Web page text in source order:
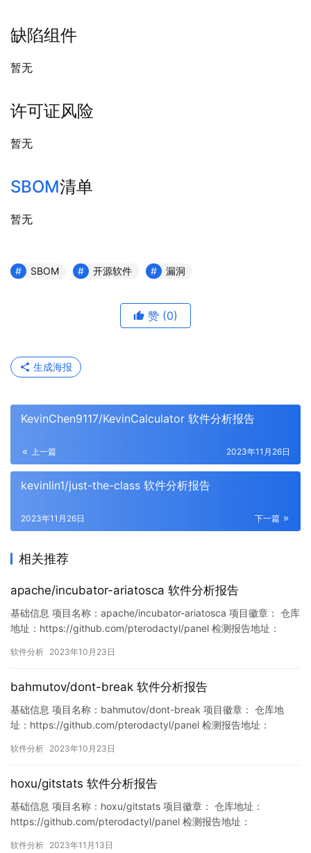
缺陷组件
暂无
许可证风险
暂无
SBOM清单
暂无
SBOM 开源软件 漏洞
赞 (0)
生成海报
KevinChen9117/KevinCalculator 软件分析报告
上一篇 2023年11月26日
kevinlin1/just-the-class 软件分析报告
下一篇
2023年11月26日
相关推荐
apache/incubator-ariatosca 软件分析报告
基础信息 项目名称：apache/incubator-ariatosca 项目徽章： 仓库
地址：https://github.com/pterodactyl/panel 检测报告地址：
98496/1715907994034241536 此报告由Mur…
软件分析 2023年10月23日
bahmutov/dont-break 软件分析报告
基础信息 项目名称：bahmutov/dont-break 项目徽章： 仓库地
址：https://github.com/pterodactyl/panel 检测报告地址：
34208/1716211903096471552 此报告由Murphysec提…
软件分析 2023年10月23日
hoxu/gitstats 软件分析报告
基础信息 项目名称：hoxu/gitstats 项目徽章： 仓库地址：
https://github.com/pterodactyl/panel 检测报告地址：
软件分析 2023年11月13日